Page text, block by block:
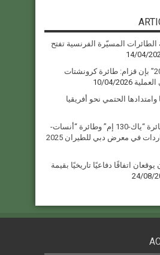
الطائرات المسيّرة الفرنسية تفتح
14/04/
تمرين “إعصار 2026” بإن قزام: طائرة كرونشتات
10/04/2026
وامتدادها الحتمي نحو أفريقيا
“روستيخ” تطلق طائرة “ياك-130 إم” وطائرة “أنسات-
في معرض دبي للطيران 2025
اتفاقًا دفاعيًا تاريخيًا بقيمة
24/08/